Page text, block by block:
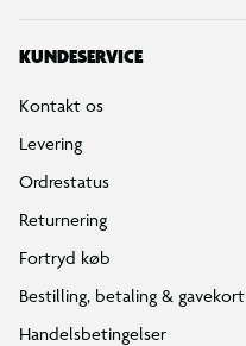
KUNDESERVICE
Kontakt os
Levering
Ordrestatus
Returnering
Fortryd køb
Bestilling, betaling & gavekort
Handelsbetingelser